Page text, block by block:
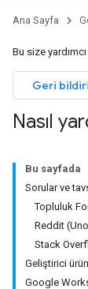
Ana Sayfa
Bu size
Geri
Nasıl
Bu sayfada
Sorular ve
Topluluk
Reddit
Stack
Geliştirici
Google